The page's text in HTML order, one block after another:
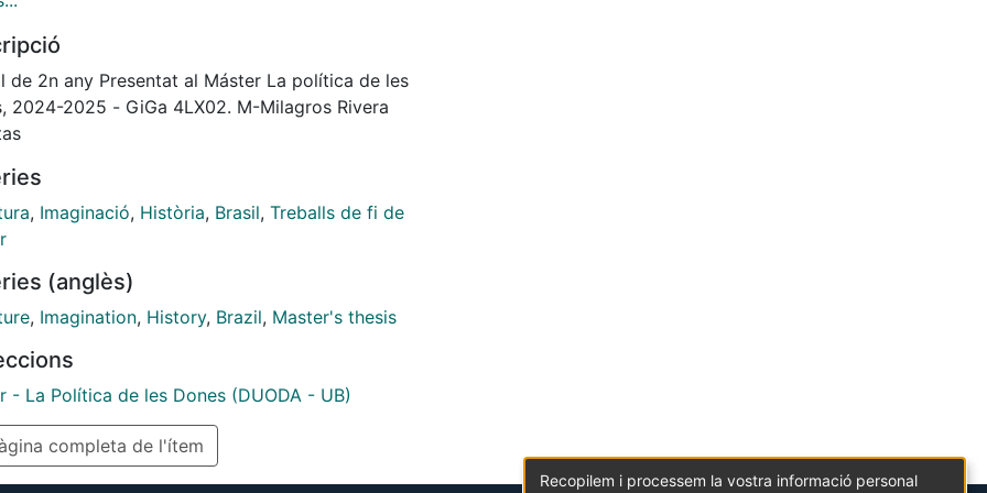
de la política del deseo, que es la política de las
de 2n any Presentat al Máster La política de les
2024-2025 - GiGa 4LX02. M-Milagros Rivera
, Imaginació, Història, Brasil, Treballs de fi de
(anglès)
, Imagination, History, Brazil, Master's thesis
- La Política de les Dones (DUODA - UB)
completa de l'ítem
Recopilem i processem la vostra informació personal